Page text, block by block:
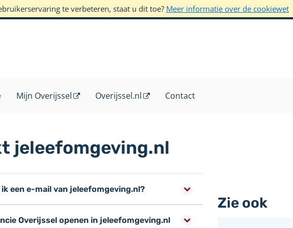
te verbeteren, staat u dit toe? Meer informatie over de cookiewet
Mijn Overijssel Overijssel.nl Contact
jeleefomgeving.nl
een e-mail van jeleefomgeving.nl?
Overijssel openen in jeleefomgeving.nl
Zie ook